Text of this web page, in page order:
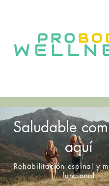
Saludable
aquí
Rehabilitación espinal y
funcional